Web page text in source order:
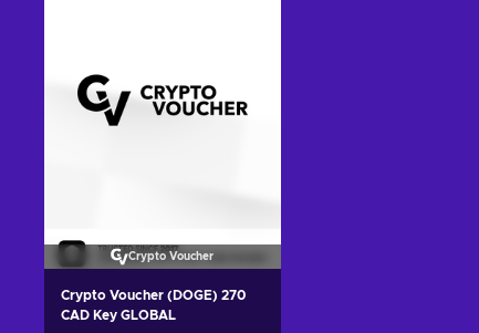
Crypto Voucher
Crypto Voucher (DOGE) 270
CAD Key GLOBAL